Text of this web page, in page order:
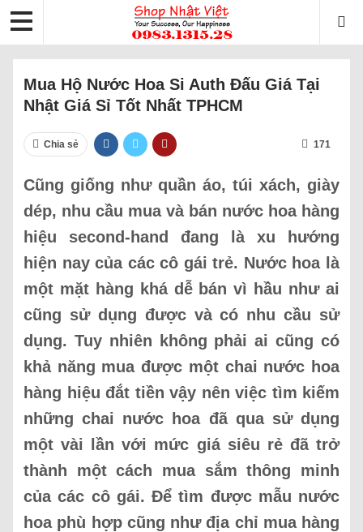
Mua Hộ Nước Hoa Si Auth Đấu Giá Tại
Nhật Giá Sỉ Tốt Nhất TPHCM
Chia sẻ 171
Cũng giống như quần áo, túi xách, giày
dép, nhu cầu mua và bán nước hoa hàng
hiệu second-hand đang là xu hướng
hiện nay của các cô gái trẻ. Nước hoa là
một mặt hàng khá dễ bán vì hầu như ai
cũng sử dụng được và có nhu cầu sử
dụng. Tuy nhiên không phải ai cũng có
khả năng mua được một chai nước hoa
hàng hiệu đắt tiền vậy nên việc tìm kiếm
những chai nước hoa đã qua sử dụng
một vài lần với mức giá siêu rẻ đã trở
thành một cách mua sắm thông minh
của các cô gái. Để tìm được mẫu nước
hoa phù hợp cũng như địa chỉ mua hàng